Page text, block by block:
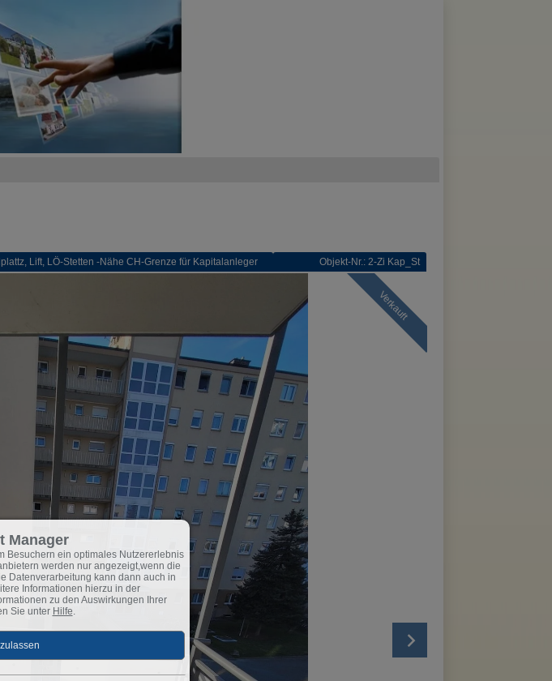
Lift, LÖ-Stetten -Nähe CH-Grenze für Kapitalanleger Objekt-Nr.: 2-Zi Kap_St
Verkauft
Manager
Besuchern ein optimales Nutzererlebnis
werden nur angezeigt,wenn die
Datenverarbeitung kann dann auch in
Informationen hierzu in der
zu den Auswirkungen Ihrer
Sie unter Hilfe
Um fortfahren zu können,müssen Sie eine Cookie-Auswahl treffen.
Alles zulassen:
Jedes Cookie wie z.B. Tracking- und Analytische-Cookies sowie